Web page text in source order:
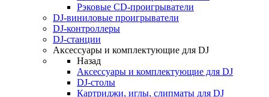
Рэковые CD-проигрыватели
DJ-виниловые проигрыватели
DJ-контроллеры
DJ-станции
Аксессуары и комплектующие для DJ
Назад
Аксессуары и комплектующие для DJ
DJ-столы
Картриджи, иглы, слипматы для DJ